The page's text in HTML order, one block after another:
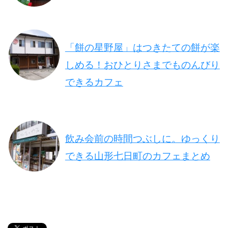
「餅の星野屋」はつきたての餅が楽
しめる！おひとりさまでものんびり
できるカフェ
飲み会前の時間つぶしに。ゆっくり
できる山形七日町のカフェまとめ